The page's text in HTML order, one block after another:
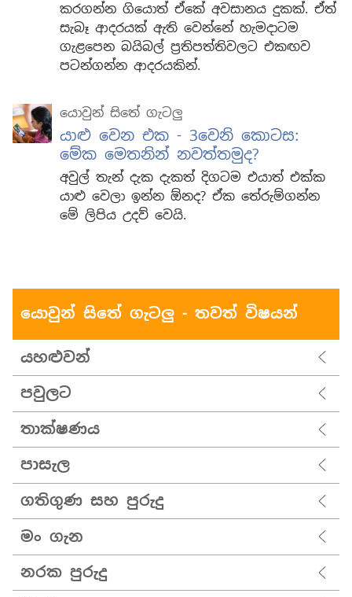
කරගන්න ගියොත් ඒකේ අවසානය දුකක්. ඒත්
සැබෑ ආදරයක් ඇති වෙන්නේ හැමදාටම
ගැළපෙන බයිබල් ප්‍රතිපත්තිවලට එකඟව
පටන්ගන්න ආදරයකින්.
යොවුන් සිතේ ගැටලු
යාළු වෙන එක - 3වෙනි කොටස:
මේක මෙතනින් නවත්තමුද?
අවුල් තැන් දැක දැකත් දිගටම එයාත් එක්ක
යාළු වෙලා ඉන්න ඕනද? ඒක තේරුම්ගන්න
මේ ලිපිය උදව් වෙයි.
යොවුන් සිතේ ගැටලු - තවත් විෂයන්
යහළුවන්
පවුලට
තාක්ෂණය
පාසැල
ගතිගුණ සහ පුරුදු
මං ගැන
නරක පුරුදු